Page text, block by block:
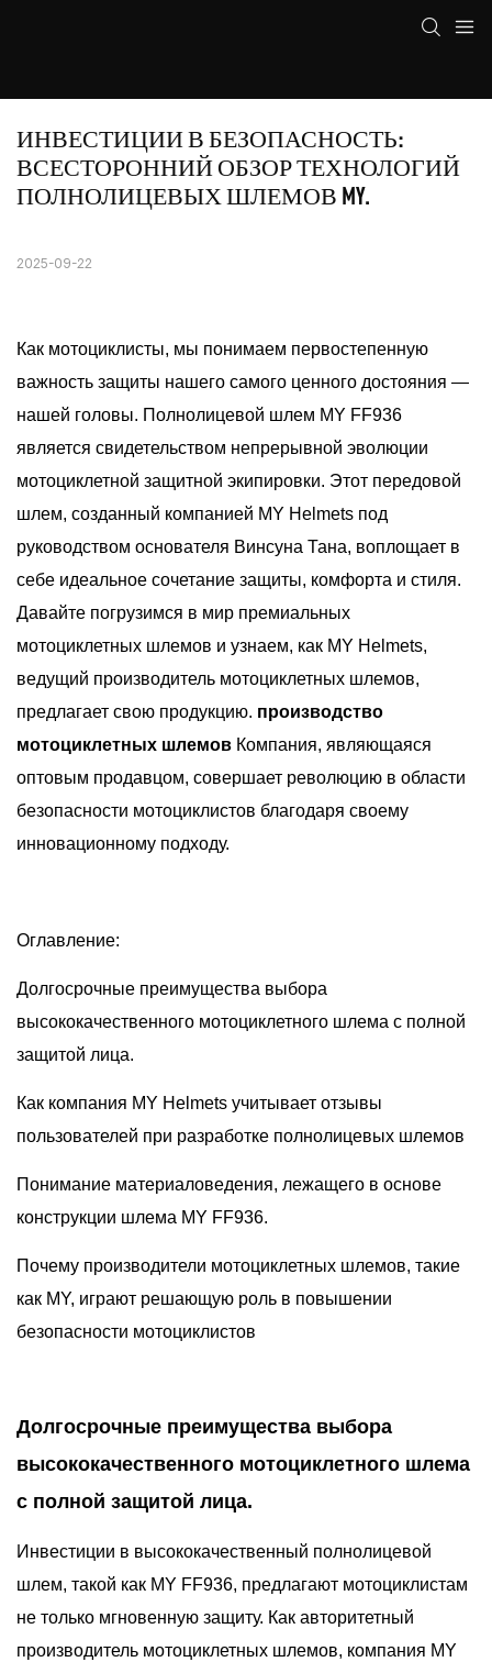
ИНВЕСТИЦИИ В БЕЗОПАСНОСТЬ:
ВСЕСТОРОННИЙ ОБЗОР ТЕХНОЛОГИЙ
ПОЛНОЛИЦЕВЫХ ШЛЕМОВ MY.
2025-09-22
Как мотоциклисты, мы понимаем первостепенную
важность защиты нашего самого ценного достояния —
нашей головы. Полнолицевой шлем MY FF936
является свидетельством непрерывной эволюции
мотоциклетной защитной экипировки. Этот передовой
шлем, созданный компанией MY Helmets под
руководством основателя Винсуна Тана, воплощает в
себе идеальное сочетание защиты, комфорта и стиля.
Давайте погрузимся в мир премиальных
мотоциклетных шлемов и узнаем, как MY Helmets,
ведущий производитель мотоциклетных шлемов,
предлагает свою продукцию. производство
мотоциклетных шлемов Компания, являющаяся
оптовым продавцом, совершает революцию в области
безопасности мотоциклистов благодаря своему
инновационному подходу.
Оглавление:
Долгосрочные преимущества выбора
высококачественного мотоциклетного шлема с полной
защитой лица.
Как компания MY Helmets учитывает отзывы
пользователей при разработке полнолицевых шлемов
Понимание материаловедения, лежащего в основе
конструкции шлема MY FF936.
Почему производители мотоциклетных шлемов, такие
как MY, играют решающую роль в повышении
безопасности мотоциклистов
Долгосрочные преимущества выбора
высококачественного мотоциклетного шлема
с полной защитой лица.
Инвестиции в высококачественный полнолицевой
шлем, такой как MY FF936, предлагают мотоциклистам
не только мгновенную защиту. Как авторитетный
производитель мотоциклетных шлемов, компания MY